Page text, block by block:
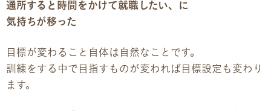
お問い合わせ
見学・体験のお申し込み
通所すると時間をかけて就職したい、に
気持ちが移った
目標が変わること自体は自然なことです。
訓練をする中で目指すものが変われば目標設定も変わり
ます。